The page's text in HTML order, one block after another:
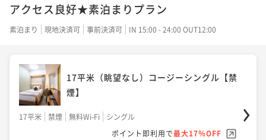
アクセス良好★素泊まりプラン
素泊まり 現地決済可 事前決済可 IN 15:00 - 24:00 OUT12:00
17平米（眺望なし）コージーシングル【禁
煙】
17平米 禁煙 無料Wi-Fi
シングル
ポイント即利用で最大17％OFF